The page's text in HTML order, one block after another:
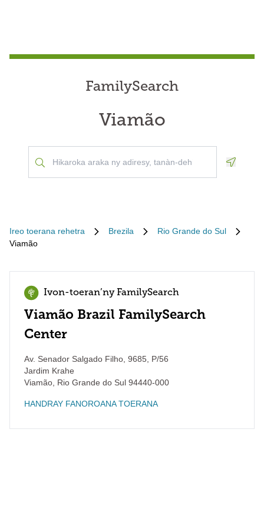
FamilySearch
Viamão
Ireo toerana rehetra Brezila
Rio Grande do Sul
Viamão
Ivon-toeran’ny FamilySearch
Viamão Brazil FamilySearch
Center
Av. Senador Salgado Filho, 9685, P/56
Jardim Krahe
Viamão Rio Grande do Sul 94440-000
HANDRAY FANOROANA TOERANA